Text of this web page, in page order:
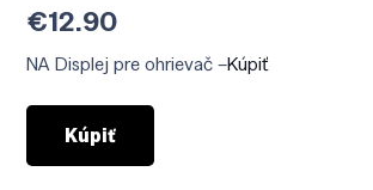
€12.90
NA Displej pre ohrievač –Kúpiť
Kúpiť